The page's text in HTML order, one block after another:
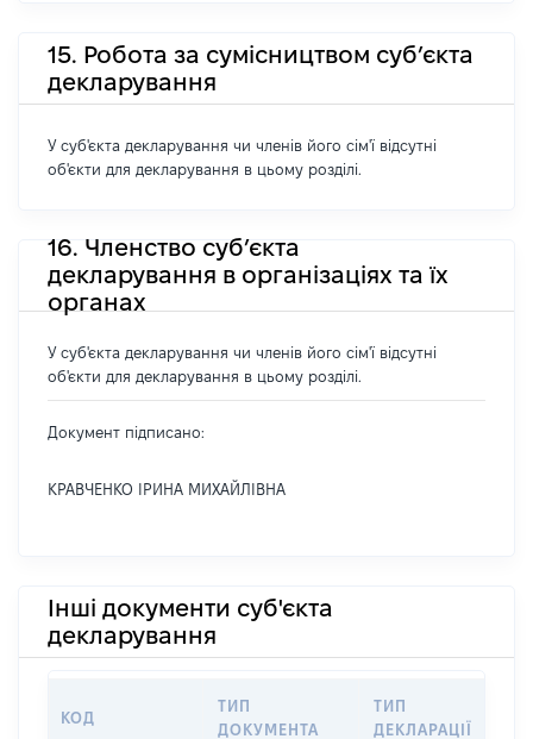
15. Робота за сумісництвом суб’єкта
декларування
У суб'єкта декларування чи членів його сім'ї відсутні
об'єкти для декларування в цьому розділі.
16. Членство суб’єкта
декларування в організаціях та їх
органах
У суб'єкта декларування чи членів його сім'ї відсутні
об'єкти для декларування в цьому розділі.
Документ підписано:
КРАВЧЕНКО ІРИНА МИХАЙЛІВНА
Інші документи суб'єкта
декларування
КОД
ТИП
ДОКУМЕНТА
ТИП
ДЕКЛАРАЦІЇ